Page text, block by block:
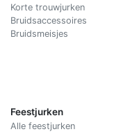
Korte trouwjurken
Bruidsaccessoires
Bruidsmeisjes
Feestjurken
Alle feestjurken